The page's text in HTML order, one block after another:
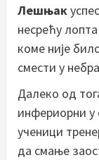
Лешњак
несрећу
коме није
смести у
Далеко од
инфериорни у
ученици
да смање